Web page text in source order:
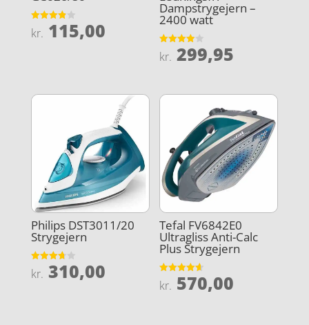
Vurderet
3.9
kr. 115,00
Dampstrygejern –
2400 watt
Vurderet
3.9
kr. 299,95
Philips DST3011/20
Strygejern
Vurderet
3.7
kr. 310,00
Tefal FV6842E0
Ultragliss Anti-Calc
Plus Strygejern
Vurderet
4.6
kr. 570,00